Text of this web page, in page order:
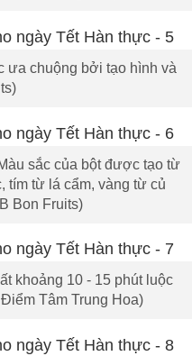
ưa chuộng bởi tạo hình và
sắc của bột được tạo từ
tím từ lá cẩm, vàng từ củ
Bon Fruits)
khoảng 10 - 15 phút luộc
Tâm Trung Hoa)